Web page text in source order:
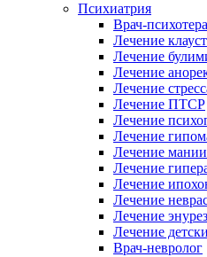
Психиатрия
Врач-
Лечение
Лечение
Лечение
Лечение
Лечение ПТСР
Лечение
Лечение
Лечение
Лечение
Лечение
Лечение
Лечение
Лечение
Врач-невролог